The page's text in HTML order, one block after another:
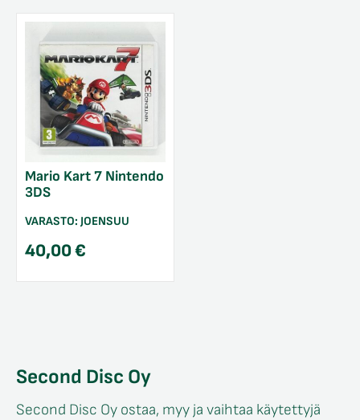
Mario Kart 7 Nintendo
3DS
VARASTO: JOENSUU
40,00€
Second Disc Oy
Second Disc Oy ostaa, myy ja vaihtaa käytettyjä